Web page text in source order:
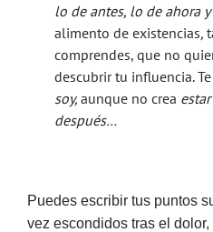
lo de antes, lo de ahora
alimento de existencias,
comprendes, que no
descubrir tu influencia.
soy, aunque no crea estar
después…
Puedes escribir tus puntos
vez escondidos tras el